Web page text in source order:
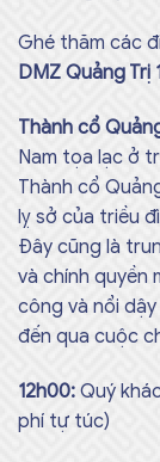
Ghé thăm các
DMZ Quảng Trị
Thành cổ
Nam tọa lạc ở
Thành cổ
lỵ sở của triều
Đây cũng là
và chính quyền
công và nổi
đến qua cuộc
12h00: Quý
phí tự túc)